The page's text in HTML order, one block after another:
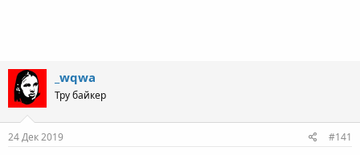
_wqwa
Тру байкер
24 Дек 2019 #141